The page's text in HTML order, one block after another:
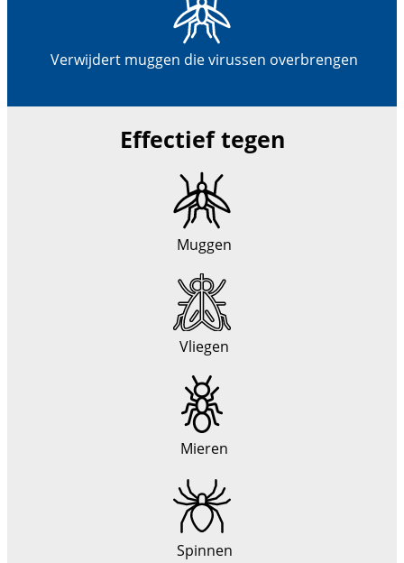
Verwijdert muggen die virussen overbrengen
Effectief tegen
Muggen
Vliegen
Mieren
Spinnen